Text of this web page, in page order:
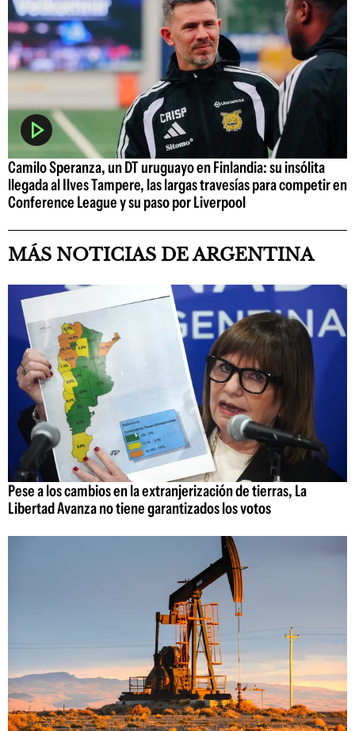
Camilo Speranza, un DT uruguayo en Finlandia: su insólita
llegada al Ilves Tampere, las largas travesías para competir en
Conference League y su paso por Liverpool
MÁS NOTICIAS DE ARGENTINA
Pese a los cambios en la extranjerización de tierras, La
Libertad Avanza no tiene garantizados los votos